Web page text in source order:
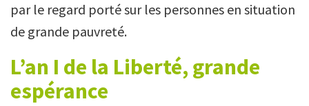
par le regard porté sur les personnes en situation
de grande pauvreté.
L’an I de la Liberté, grande
espérance